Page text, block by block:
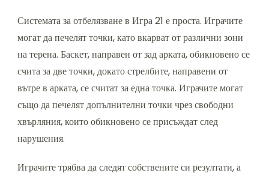
Системата за отбелязване в Игра 21 е проста. Играчите
могат да печелят точки, като вкарват от различни зони
на терена. Баскет, направен от зад арката, обикновено се
счита за две точки, докато стрелбите, направени от
вътре в арката, се считат за една точка. Играчите могат
също да печелят допълнителни точки чрез свободни
хвърляния, които обикновено се присъждат след
нарушения.
Играчите трябва да следят собствените си резултати, а